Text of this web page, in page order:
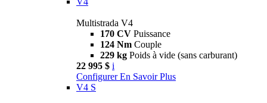
Multistrada V4
170 CV Puissance
124 Nm Couple
229 kg Poids à vide (sans carburant)
22 995 $ i
Configurer En Savoir Plus
V4 S